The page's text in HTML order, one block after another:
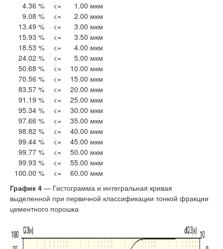
4.36 %
9.08 %
13.49 %
15.93 %
18.53 %
24.02 %
50.68 %
70.56 %
83.57 %
91.19 %
95.34 %
97.66 %
98.82 %
99.44 %
99.77 %
99.93 %
100.00 %
<=
<=
<=
<=
<=
<=
<=
<=
<=
<=
<=
<=
<=
<=
<=
<=
<=
1.00 мкм
2.00 мкм
3.00 мкм
3.50 мкм
4.00 мкм
5.00 мкм
10.00 мкм
15.00 мкм
20.00 мкм
25.00 мкм
30.00 мкм
35.00 мкм
40.00 мкм
45.00 мкм
50.00 мкм
55.00 мкм
60.00 мкм
График 4 — Гистограмма и интегральная кривая
выделенной при первичной классификации тонкой фракции
цементного порошка